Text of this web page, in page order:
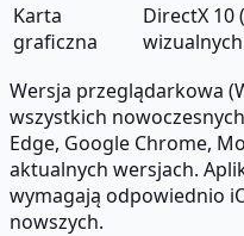
Karta
graficzna
DirectX 10
Wersja przeglądarkowa
wszystkich
Edge, Google Chrome,
aktualnych wersjach.
wymagają odpowiednio
nowszych.